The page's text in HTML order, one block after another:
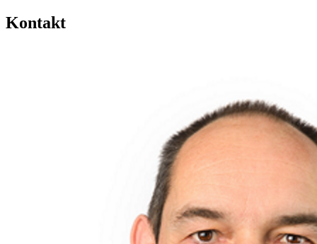
Kontakt